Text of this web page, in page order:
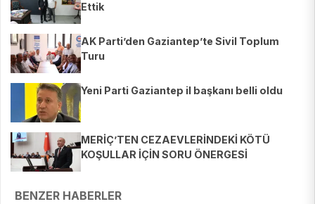
Ettik
AK Parti’den Gaziantep’te Sivil Toplum
Turu
Yeni Parti Gaziantep il başkanı belli oldu
MERİÇ’TEN CEZAEVLERİNDEKİ KÖTÜ
KOŞULLAR İÇİN SORU ÖNERGESİ
BENZER HABERLER